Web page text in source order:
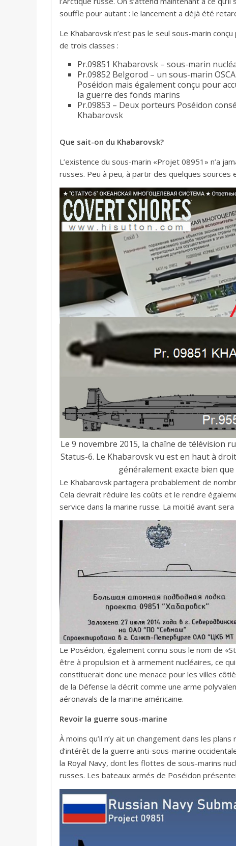
souffle pour autant : le lancement a déjà été
Le Khabarovsk n’est pas le seul sous-marin
de trois classes :
Pr.09851 Khabarovsk – sous-marin
Pr.09852 Belgorod – un sous-marin
Poséidon mais également conçu pour
la guerre des fonds marins
Pr.09853 – Deux porteurs Poséidon
Khabarovsk
Que sait-on du Khabarovsk?
L’existence du sous-marin «Projet 08951» n’a
russes. Peu à peu, à partir des quelques sources
Le 9 novembre 2015, la chaîne de télévision
Status-6. Le Khabarovsk vu est en haut à
généralement exacte bien
Le Khabarovsk partagera probablement de
Cela devrait réduire les coûts et le rendre
service dans la marine russe. La moitié avant
Le Poséidon, également connu sous le nom de
être à propulsion et à armement nucléaires, ce
constituerait donc une menace pour les villes
de la Défense la décrit comme une arme
aéronavals de la marine américaine.
Revoir la guerre sous-marine
À moins qu’il n’y ait un changement dans les
d’intérêt de la guerre anti-sous-marine
la Royal Navy, dont les flottes de sous-marins
russes. Les bateaux armés de Poséidon